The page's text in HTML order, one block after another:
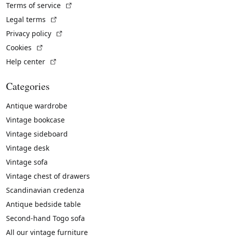
Terms of service
Legal terms
Privacy policy
Cookies
Help center
Categories
Antique wardrobe
Vintage bookcase
Vintage sideboard
Vintage desk
Vintage sofa
Vintage chest of drawers
Scandinavian credenza
Antique bedside table
Second-hand Togo sofa
All our vintage furniture